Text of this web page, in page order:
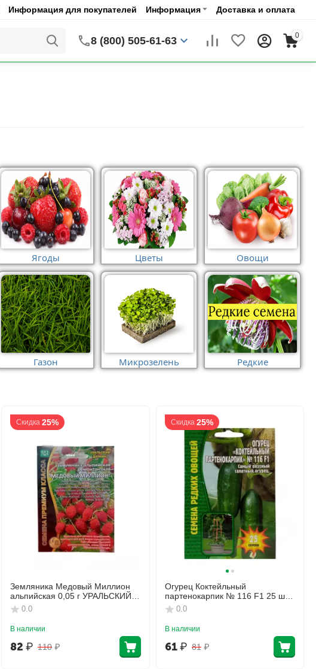
Информация для покупателей Информация Доставка и оплата
8 (800) 505-61-63 0
Овощи
Цветы
Ягоды
Редкие
Микрозелень
Газон
Скидка 25%
Земляника Медовый Миллион
альпийская 0,05 г УРАЛЬСКИЙ
ДАЧНИК
0.0
В наличии
110 ₽
82 ₽
Скидка 25%
Огурец Коктейльный
партенокарпик № 116 F1 25 шт
РЕДКИЕ СЕМЕНА
0.0
В наличии
81 ₽
61 ₽